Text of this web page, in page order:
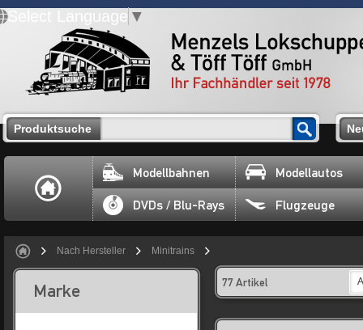
Select Language ▼
Produktsuche
Modellbahnen Modellautos
DVDs / Blu-Rays Flugzeuge
Nach Hersteller Minitrains
Marke 77 Artikel